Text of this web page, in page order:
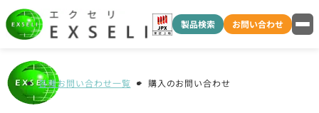
製品検索 お問い合わせ
各種お問い合わせ一覧 購入のお問い合わせ